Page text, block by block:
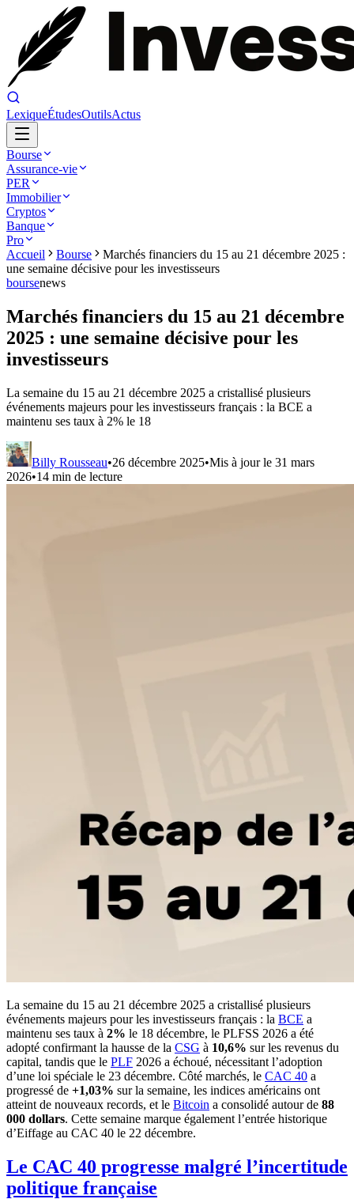
LexiqueÉtudesOutilsActus
Bourse
Assurance-vie
PER
Immobilier
Cryptos
Banque
Pro
Accueil
Bourse
Marchés financiers du 15 au 21 décembre 2025 :
une semaine décisive pour les investisseurs
boursenews
Marchés financiers du 15 au 21 décembre
2025 : une semaine décisive pour les
investisseurs
La semaine du 15 au 21 décembre 2025 a cristallisé plusieurs
événements majeurs pour les investisseurs français : la BCE a
maintenu ses taux à 2% le 18
Billy Rousseau•26 décembre 2025•Mis à jour le 31 mars
2026•14 min de lecture
La semaine du 15 au 21 décembre 2025 a cristallisé plusieurs
événements majeurs pour les investisseurs français : la BCE a
maintenu ses taux à 2% le 18 décembre, le PLFSS 2026 a été
adopté confirmant la hausse de la CSG à 10,6% sur les revenus du
capital, tandis que le PLF 2026 a échoué, nécessitant l’adoption
d’une loi spéciale le 23 décembre. Côté marchés, le CAC 40 a
progressé de +1,03% sur la semaine, les indices américains ont
atteint de nouveaux records, et le Bitcoin a consolidé autour de 88
000 dollars. Cette semaine marque également l’entrée historique
d’Eiffage au CAC 40 le 22 décembre.
Le CAC 40 progresse malgré l’incertitude
politique française